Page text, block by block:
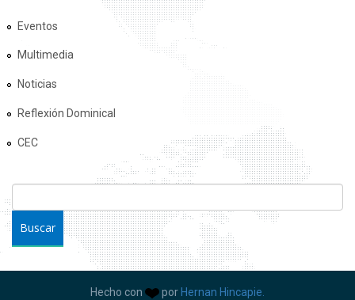
Eventos
Multimedia
Noticias
Reflexión Dominical
CEC
FORMULARIO DE BÚSQUEDA
Hecho con por Hernan Hincapie.